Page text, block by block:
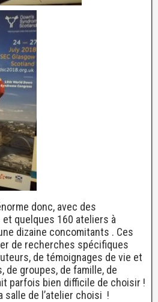
donc, avec des
quelques 160 ateliers à
dizaine concomitants . Ces
de recherches spécifiques
de témoignages de vie et
de groupes, de famille, de
parfois bien difficile de choisir !
salle de l’atelier choisi !